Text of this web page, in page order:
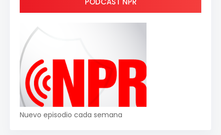
Nuevo episodio cada semana